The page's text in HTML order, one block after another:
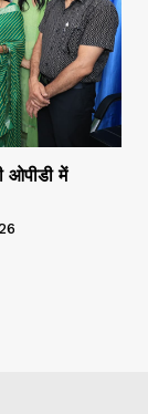
ओपीडी में